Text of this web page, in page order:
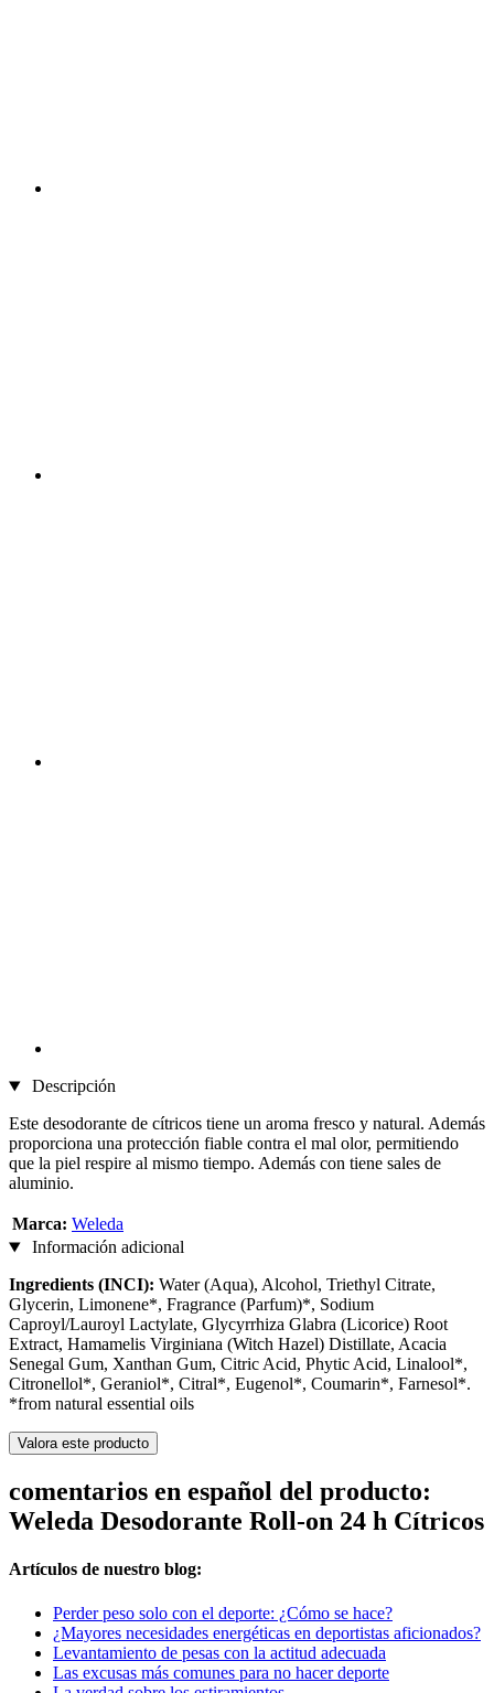
Descripción
Este desodorante de cítricos tiene un aroma fresco y natural. Además
proporciona una protección fiable contra el mal olor, permitiendo
que la piel respire al mismo tiempo. Además con tiene sales de
aluminio.
Marca: Weleda
Información adicional
Ingredients (INCI): Water (Aqua), Alcohol, Triethyl Citrate,
Glycerin, Limonene*, Fragrance (Parfum)*, Sodium
Caproyl/Lauroyl Lactylate, Glycyrrhiza Glabra (Licorice) Root
Extract, Hamamelis Virginiana (Witch Hazel) Distillate, Acacia
Senegal Gum, Xanthan Gum, Citric Acid, Phytic Acid, Linalool*,
Citronellol*, Geraniol*, Citral*, Eugenol*, Coumarin*, Farnesol*.
*from natural essential oils
Valora este producto
comentarios en español del producto:
Weleda Desodorante Roll-on 24 h Cítricos
Artículos de nuestro blog:
Perder peso solo con el deporte: ¿Cómo se hace?
¿Mayores necesidades energéticas en deportistas aficionados?
Levantamiento de pesas con la actitud adecuada
Las excusas más comunes para no hacer deporte